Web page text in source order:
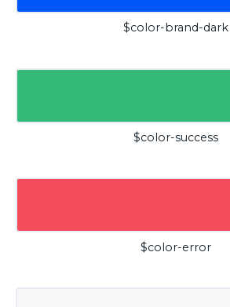
$color-brand-dark
$color-success
$color-error